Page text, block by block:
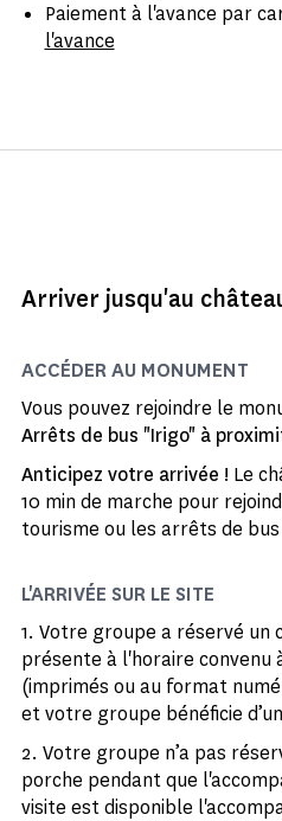
Paiement à l'avance par
l'avance
Arriver jusqu'au
ACCÉDER AU MONUMENT
Vous pouvez rejoindre le
Arrêts de bus "Irigo" à
Anticipez votre arrivée ! Le
10 min de marche pour
tourisme ou les arrêts de
L'ARRIVÉE SUR LE SITE
1. Votre groupe a réservé un
présente à l'horaire convenu
(imprimés ou au format
et votre groupe bénéficie
2. Votre groupe n’a pas
porche pendant que
visite est disponible